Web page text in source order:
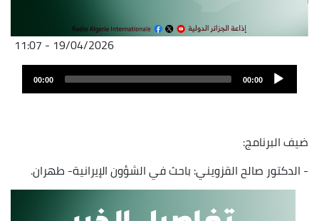
19/04/2026 - 11:07
Archivo
audio
00:00
00:00
ضيف البرنامج:
- الدكتور صالح القزويني: باحث في الشؤون الإيرانية- طهران.